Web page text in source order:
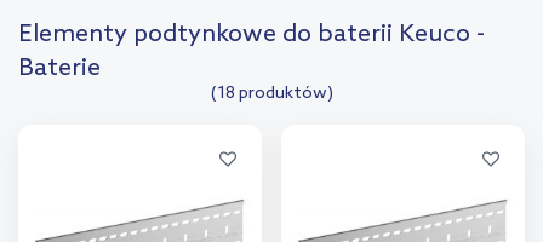
Elementy podtynkowe do baterii Keuco -
Baterie
(18 produktów)